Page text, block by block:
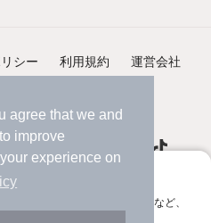
agree that we and
improve
experience on
クサクお部屋探し
。マップ検索やお気に入り保存など、
シー 利用規約 運営会社
Co., Ltd.